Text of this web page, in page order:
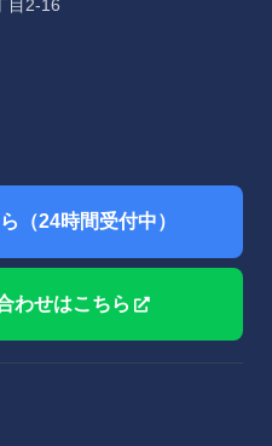
目2-16
（24時間受付中）
わせはこちら